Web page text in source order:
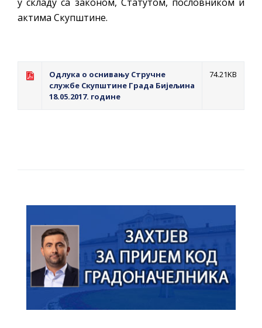
актима Скупштине.
Одлука о оснивању Стручне
службе Скупштине Града Бијељина
18.05.2017. године
74.21KB